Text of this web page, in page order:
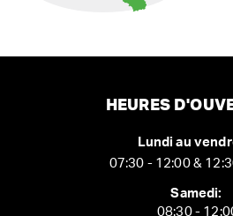
HEURES
Lundi au
07:30 - 12:00 &
Samedi:
08:30 -